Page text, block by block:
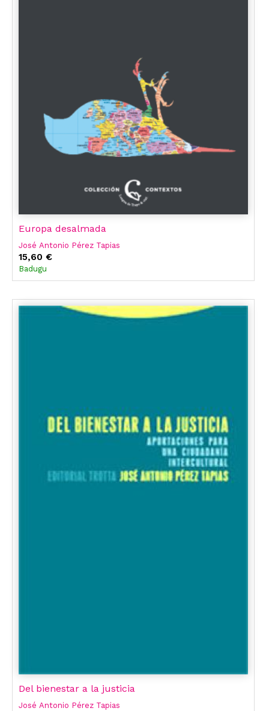
Europa desalmada
José Antonio Pérez Tapias
15,60 €
Badugu
Del bienestar a la justicia
José Antonio Pérez Tapias